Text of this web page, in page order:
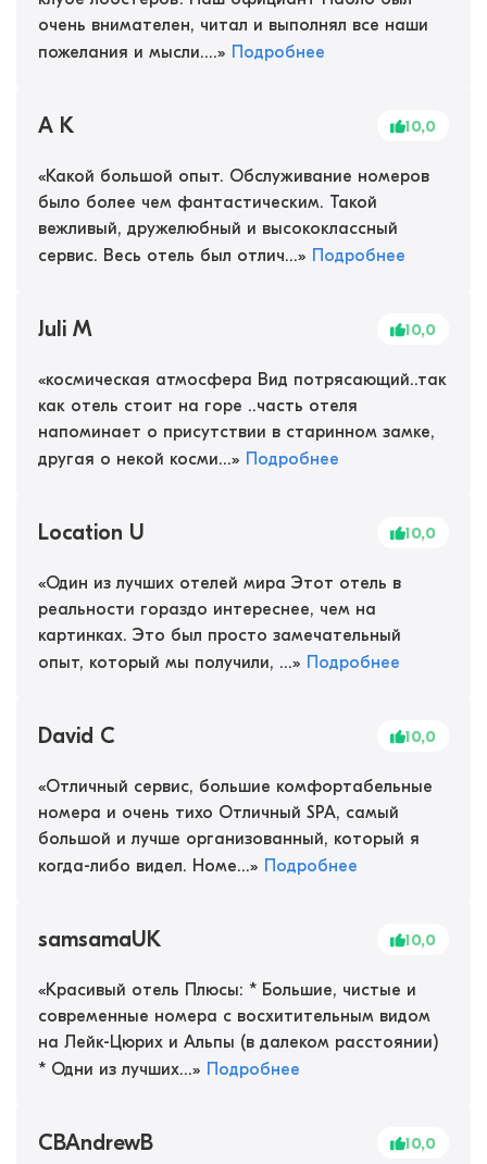
очень внимателен, читал и выполнял все наши
пожелания и мысли....» Подробнее
A K 10,0
«Какой большой опыт. Обслуживание номеров
было более чем фантастическим. Такой
вежливый, дружелюбный и высококлассный
сервис. Весь отель был отлич...» Подробнее
Juli M 10,0
«космическая атмосфера Вид потрясающий..так
как отель стоит на горе ..часть отеля
напоминает о присутствии в старинном замке,
другая о некой косми...» Подробнее
Location U 10,0
«Один из лучших отелей мира Этот отель в
реальности гораздо интереснее, чем на
картинках. Это был просто замечательный
опыт, который мы получили, ...» Подробнее
David C 10,0
«Отличный сервис, большие комфортабельные
номера и очень тихо Отличный SPA, самый
большой и лучше организованный, который я
когда-либо видел. Номе...» Подробнее
samsamaUK 10,0
«Красивый отель Плюсы: * Большие, чистые и
современные номера с восхитительным видом
на Лейк-Цюрих и Альпы (в далеком расстоянии)
* Одни из лучших...» Подробнее
CBAndrewB 10,0